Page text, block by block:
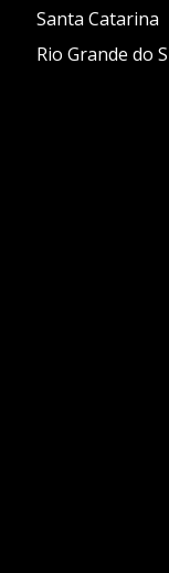
Santa Catarina
Rio Grande do